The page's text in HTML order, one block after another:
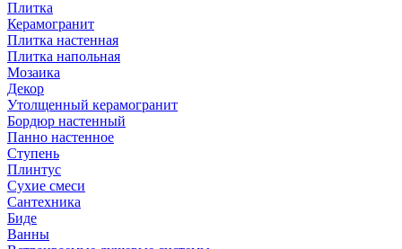
Плитка
Керамогранит
Плитка настенная
Плитка напольная
Мозаика
Декор
Утолщенный керамогранит
Бордюр настенный
Панно настенное
Ступень
Плинтус
Сухие смеси
Сантехника
Биде
Ванны